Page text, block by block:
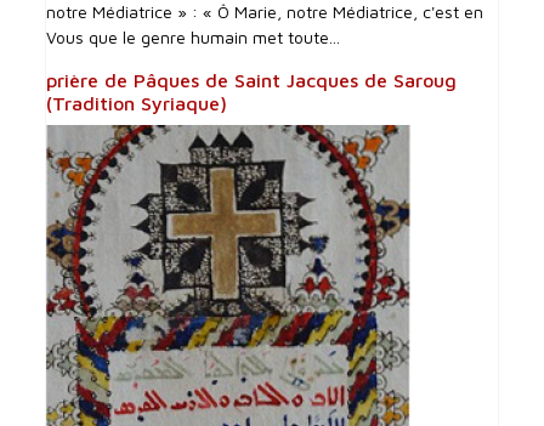
notre Médiatrice » : « Ô Marie, notre Médiatrice, c'est en
Vous que le genre humain met toute...
prière de Pâques de Saint Jacques de Saroug
(Tradition Syriaque)